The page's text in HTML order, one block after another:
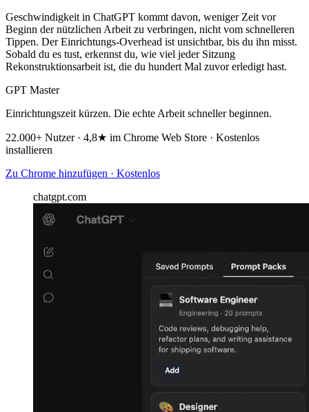
Geschwindigkeit in ChatGPT kommt davon, weniger Zeit vor
Beginn der nützlichen Arbeit zu verbringen, nicht vom schnelleren
Tippen. Der Einrichtungs-Overhead ist unsichtbar, bis du ihn misst.
Sobald du es tust, erkennst du, wie viel jeder Sitzung
Rekonstruktionsarbeit ist, die du hundert Mal zuvor erledigt hast.
GPT Master
Einrichtungszeit kürzen. Die echte Arbeit schneller beginnen.
22.000+ Nutzer · 4,8★ im Chrome Web Store · Kostenlos
installieren
Zu Chrome hinzufügen · Kostenlos
chatgpt.com